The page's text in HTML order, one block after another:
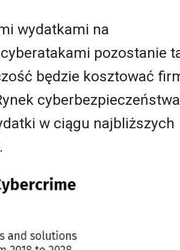
wydatkami na
pozostanie
będzie kosztować
cyberbezpieczeństwa
w ciągu najbliższych